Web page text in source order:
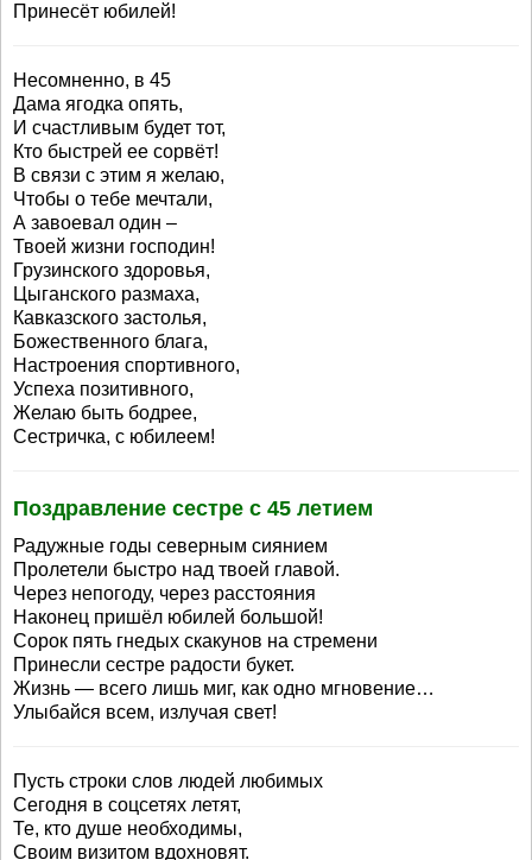
Принесёт юбилей!
Несомненно, в 45
Дама ягодка опять,
И счастливым будет тот,
Кто быстрей ее сорвёт!
В связи с этим я желаю,
Чтобы о тебе мечтали,
А завоевал один –
Твоей жизни господин!
Грузинского здоровья,
Цыганского размаха,
Кавказского застолья,
Божественного блага,
Настроения спортивного,
Успеха позитивного,
Желаю быть бодрее,
Сестричка, с юбилеем!
Поздравление сестре с 45 летием
Радужные годы северным сиянием
Пролетели быстро над твоей главой.
Через непогоду, через расстояния
Наконец пришёл юбилей большой!
Сорок пять гнедых скакунов на стремени
Принесли сестре радости букет.
Жизнь — всего лишь миг, как одно мгновение…
Улыбайся всем, излучая свет!
Пусть строки слов людей любимых
Сегодня в соцсетях летят,
Те, кто душе необходимы,
Своим визитом вдохновят.